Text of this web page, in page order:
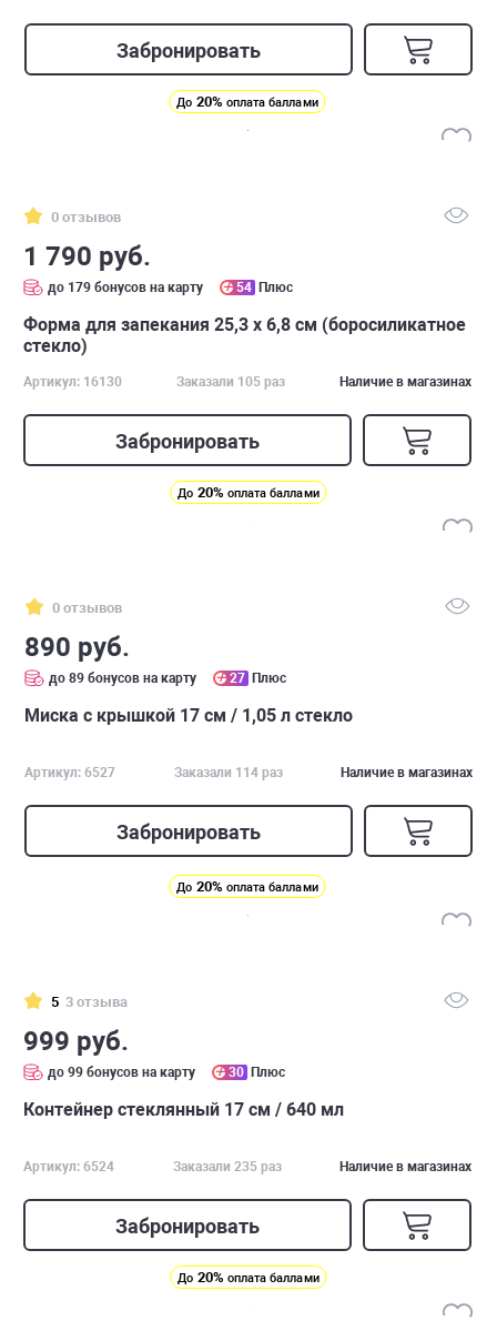
Забронировать
До 20% оплата баллами
0 отзывов
1 790 руб.
до 179 бонусов на карту 54 Плюс
Форма для запекания 25,3 x 6,8 см (боросиликатное
стекло)
Артикул: 16130 Заказали 105 раз Наличие в магазинах
Забронировать
До 20% оплата баллами
0 отзывов
890 руб.
до 89 бонусов на карту 27 Плюс
Миска с крышкой 17 см / 1,05 л стекло
Артикул: 6527 Заказали 114 раз Наличие в магазинах
Забронировать
До 20% оплата баллами
5 3 отзыва
999 руб.
до 99 бонусов на карту 30 Плюс
Контейнер стеклянный 17 см / 640 мл
Артикул: 6524 Заказали 235 раз Наличие в магазинах
Забронировать
До 20% оплата баллами